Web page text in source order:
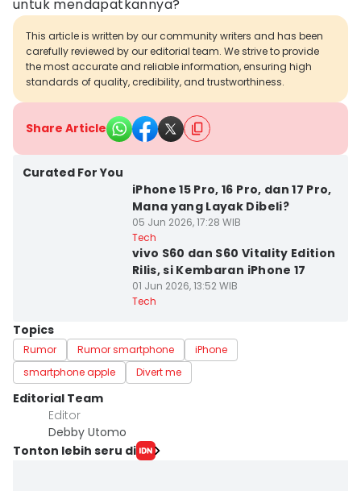
untuk mendapatkannya?
This article is written by our community writers and has been
carefully reviewed by our editorial team. We strive to provide
the most accurate and reliable information, ensuring high
standards of quality, credibility, and trustworthiness.
Share Article
Curated For You
iPhone 15 Pro, 16 Pro, dan 17 Pro,
Mana yang Layak Dibeli?
05 Jun 2026, 17:28 WIB
Tech
vivo S60 dan S60 Vitality Edition
Rilis, si Kembaran iPhone 17
01 Jun 2026, 13:52 WIB
Tech
Topics
Rumor Rumor smartphone
iPhone
smartphone apple
Divert me
Editorial Team
Editor
Debby Utomo
Tonton lebih seru di